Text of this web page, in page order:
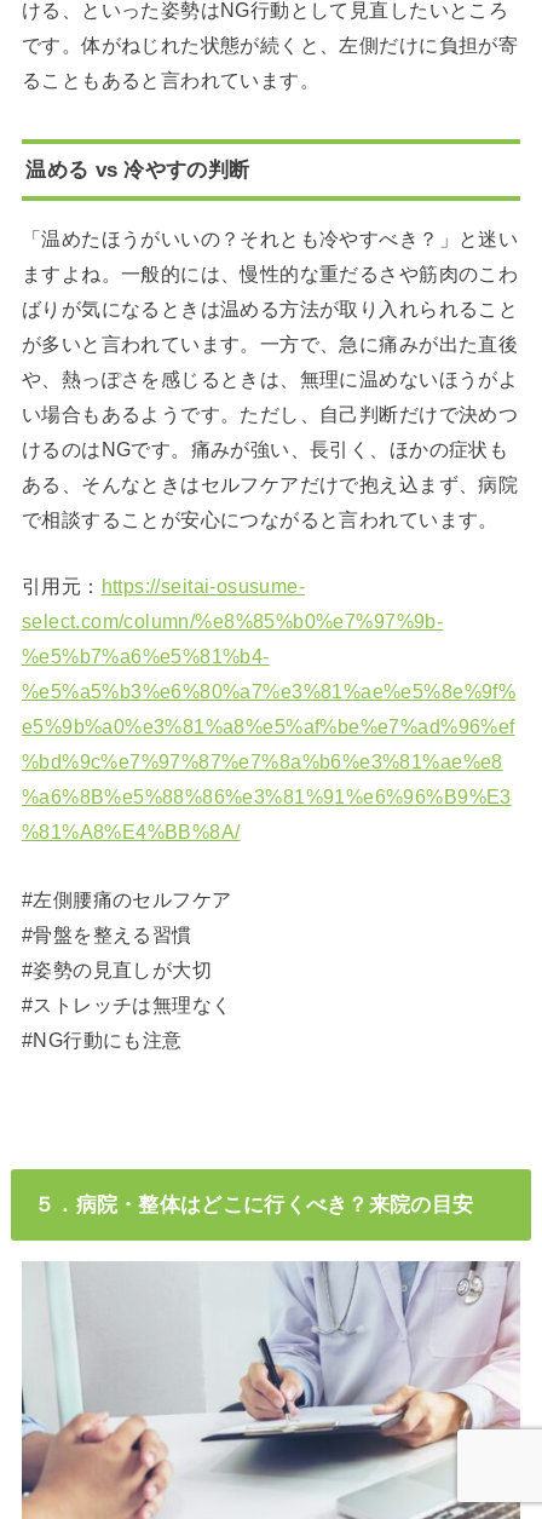
ける、といった姿勢はNG行動として見直したいところ
です。体がねじれた状態が続くと、左側だけに負担が寄
ることもあると言われています。
温める vs 冷やすの判断
「温めたほうがいいの？それとも冷やすべき？」と迷い
ますよね。一般的には、慢性的な重だるさや筋肉のこわ
ばりが気になるときは温める方法が取り入れられること
が多いと言われています。一方で、急に痛みが出た直後
や、熱っぽさを感じるときは、無理に温めないほうがよ
い場合もあるようです。ただし、自己判断だけで決めつ
けるのはNGです。痛みが強い、長引く、ほかの症状も
ある、そんなときはセルフケアだけで抱え込まず、病院
で相談することが安心につながると言われています。
引用元： https://seitai-osusume-
select.com/column/%e8%85%b0%e7%97%9b-
%e5%b7%a6%e5%81%b4-
%e5%a5%b3%e6%80%a7%e3%81%ae%e5%8e%9f%
e5%9b%a0%e3%81%a8%e5%af%be%e7%ad%96%ef
%bd%9c%e7%97%87%e7%8a%b6%e3%81%ae%e8
%a6%8B%e5%88%86%e3%81%91%e6%96%B9%E3
%81%A8%E4%BB%8A/
#左側腰痛のセルフケア
#骨盤を整える習慣
#姿勢の見直しが大切
#ストレッチは無理なく
#NG行動にも注意
５．病院・整体はどこに行くべき？来院の目安